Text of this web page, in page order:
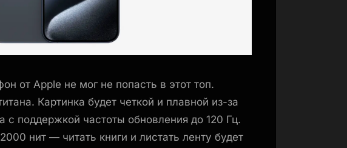
от Apple не мог не попасть в этот топ.
Картинка будет четкой и плавной из-за
с поддержкой частоты обновления до 120 Гц.
нит — читать книги и листать ленту будет